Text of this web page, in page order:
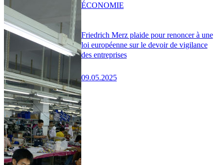
Friedrich Merz plaide pour renoncer à une
loi européenne sur le devoir de vigilance
des entreprises
09.05.2025
ÉCONOMIE